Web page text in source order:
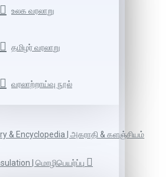
உலக வரலாறு
தமிழர் வரலாறு
வரலாற்றாய்வு நூல்
& Encyclopedia | அகராதி & களஞ்சியம்
| மொழிபெயர்ப்பு